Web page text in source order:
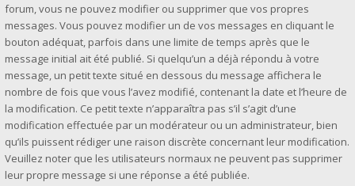
forum, vous ne pouvez modifier ou supprimer que vos propres
messages. Vous pouvez modifier un de vos messages en cliquant le
bouton adéquat, parfois dans une limite de temps après que le
message initial ait été publié. Si quelqu’un a déjà répondu à votre
message, un petit texte situé en dessous du message affichera le
nombre de fois que vous l’avez modifié, contenant la date et l’heure de
la modification. Ce petit texte n’apparaîtra pas s’il s’agit d’une
modification effectuée par un modérateur ou un administrateur, bien
qu’ils puissent rédiger une raison discrète concernant leur modification.
Veuillez noter que les utilisateurs normaux ne peuvent pas supprimer
leur propre message si une réponse a été publiée.